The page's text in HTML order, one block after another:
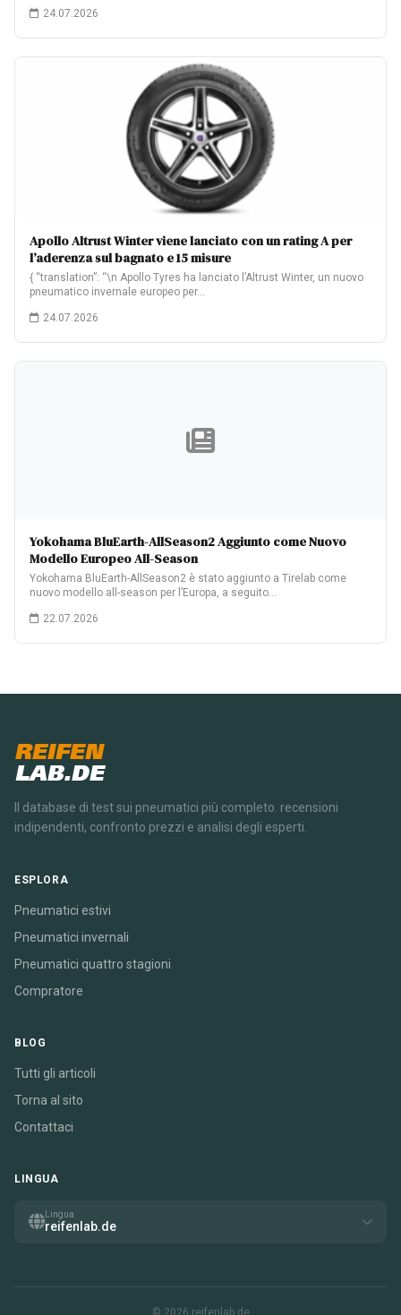
24.07.2026
Apollo Altrust Winter viene lanciato con un rating A per
l’aderenza sul bagnato e 15 misure
{ “translation”: “\n Apollo Tyres ha lanciato l’Altrust Winter, un nuovo
pneumatico invernale europeo per…
24.07.2026
Yokohama BluEarth-AllSeason2 Aggiunto come Nuovo
Modello Europeo All-Season
Yokohama BluEarth-AllSeason2 è stato aggiunto a Tirelab come
nuovo modello all-season per l’Europa, a seguito…
22.07.2026
REIFEN
LAB.DE
Il database di test sui pneumatici più completo. recensioni
indipendenti, confronto prezzi e analisi degli esperti.
ESPLORA
Pneumatici estivi
Pneumatici invernali
Pneumatici quattro stagioni
Compratore
BLOG
Tutti gli articoli
Torna al sito
Contattaci
LINGUA
Lingua
reifenlab.de
© 2026 reifenlab.de